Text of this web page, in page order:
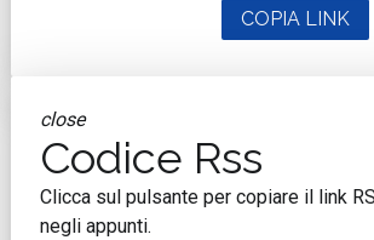
COPIA LINK
close
Codice Rss
Clicca sul pulsante per copiare il link
negli appunti.